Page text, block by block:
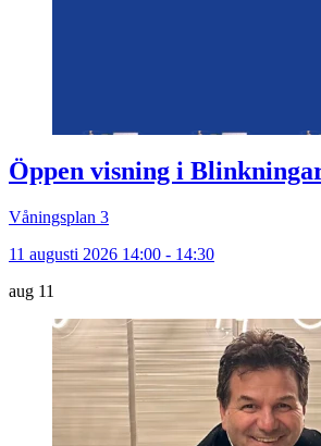
Öppen visning i
Våningsplan 3
11 augusti 2026 14:00 - 14:30
aug 11